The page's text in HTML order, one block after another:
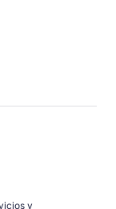
y